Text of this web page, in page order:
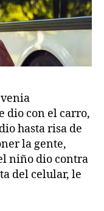
dio con el carro,
hasta risa de
la gente,
niño dio contra
del celular, le